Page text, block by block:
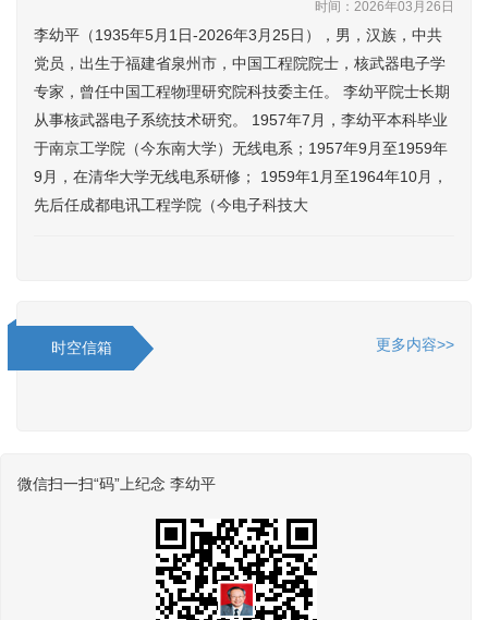
时间：2026年03月26日
李幼平（1935年5月1日-2026年3月25日），男，汉族，中共
党员，出生于福建省泉州市，中国工程院院士，核武器电子学
专家，曾任中国工程物理研究院科技委主任。 李幼平院士长期
从事核武器电子系统技术研究。 1957年7月，李幼平本科毕业
于南京工学院（今东南大学）无线电系；1957年9月至1959年
9月，在清华大学无线电系研修； 1959年1月至1964年10月，
先后任成都电讯工程学院（今电子科技大
时空信箱 更多内容>>
微信扫一扫“码”上纪念 李幼平